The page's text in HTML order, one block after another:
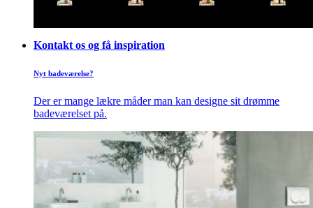
Kontakt os og få inspiration
Nyt badeværelse?
Der er mange lækre måder man kan designe sit drømme
badeværelset på.